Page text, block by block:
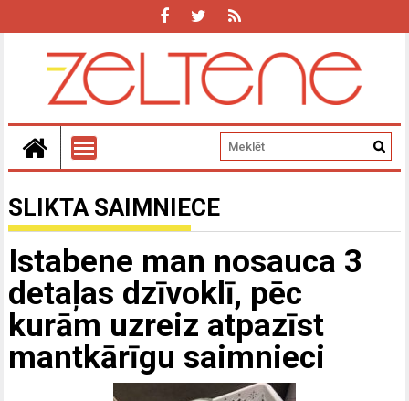
SLIKTA SAIMNIECE
Istabene man nosauca 3
detaļas dzīvoklī, pēc
kurām uzreiz atpazīst
mantkārīgu saimnieci